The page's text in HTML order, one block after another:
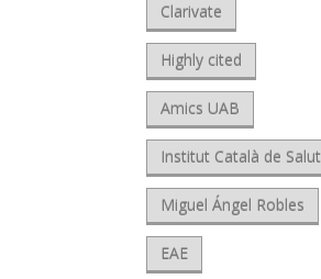
Clarivate
Highly cited
Amics UAB
Institut Català de Salut
Miguel Ángel Robles
EAE